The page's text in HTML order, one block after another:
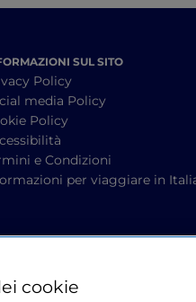
SUL SITO
Policy
media Policy
Policy
e Condizioni
per viaggiare in
cookie